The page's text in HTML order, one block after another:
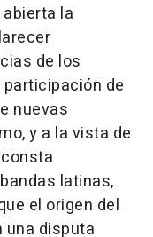
la
de los
de
nuevas
y a la vista de
latinas,
el origen del
disputa